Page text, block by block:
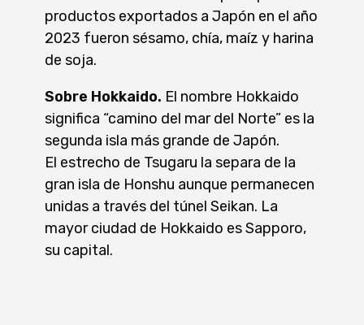
productos exportados a Japón en el año
2023 fueron sésamo, chía, maíz y harina
de soja.
Sobre Hokkaido. El nombre Hokkaido
significa “camino del mar del Norte” es la
segunda isla más grande de Japón.
El estrecho de Tsugaru la separa de la
gran isla de Honshu aunque permanecen
unidas a través del túnel Seikan. La
mayor ciudad de Hokkaido es Sapporo,
su capital.